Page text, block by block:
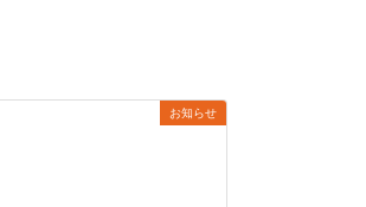
お知らせ